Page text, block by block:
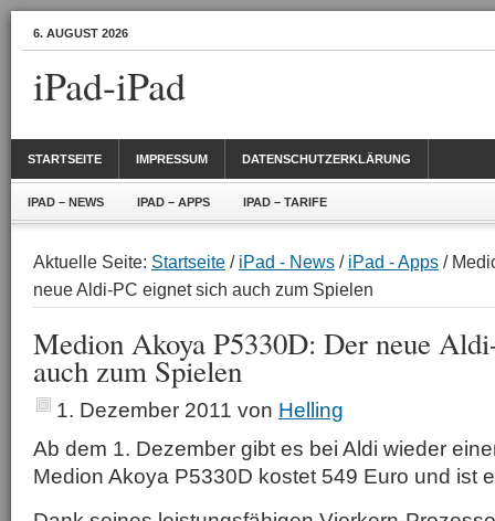
6. AUGUST 2026
iPad-iPad
STARTSEITE IMPRESSUM DATENSCHUTZERKLÄRUNG
IPAD – NEWS IPAD – APPS IPAD – TARIFE
Aktuelle Seite: Startseite / iPad - News / iPad - Apps /
neue Aldi-PC eignet sich auch zum Spielen
Medion Akoya P5330D: Der neue
auch zum Spielen
1. Dezember 2011 von Helling
Ab dem 1. Dezember gibt es bei Aldi wieder
Medion Akoya P5330D kostet 549 Euro und ist